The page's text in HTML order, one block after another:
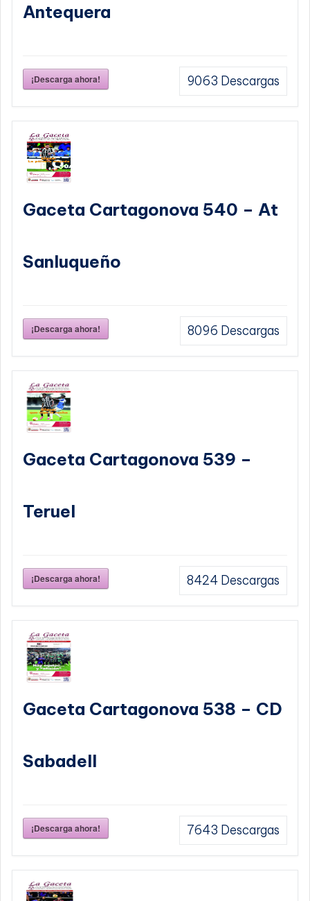
Antequera
¡Descarga ahora! 9063 Descargas
Gaceta Cartagonova 540 – At
Sanluqueño
¡Descarga ahora! 8096 Descargas
Gaceta Cartagonova 539 –
Teruel
¡Descarga ahora! 8424 Descargas
Gaceta Cartagonova 538 – CD
Sabadell
¡Descarga ahora! 7643 Descargas